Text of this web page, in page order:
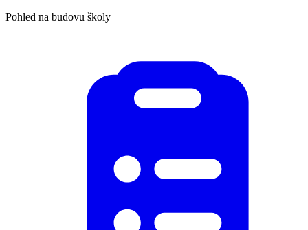
Pohled na budovu školy